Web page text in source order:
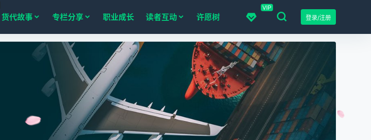
VIP
登录/注册
货代故事 专栏分享 职业成长 读者互动 许愿树